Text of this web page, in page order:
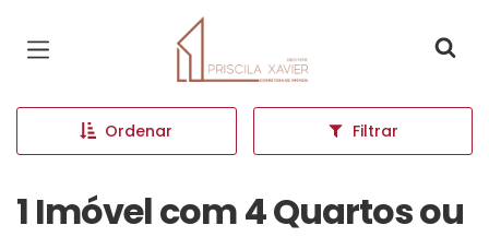
Página inicial
Ordenar Filtrar
1 Imóvel com 4 Quartos ou